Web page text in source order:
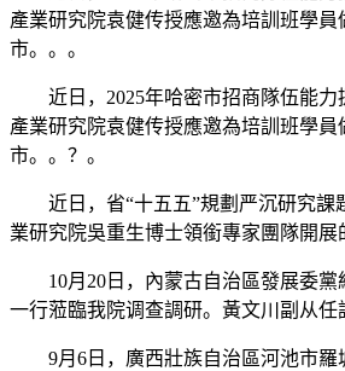
產業研究院袁健传授應邀為培訓班學員
市。。。
近日，2025年哈密市招商隊伍能力
產業研究院袁健传授應邀為培訓班學員
市。。？。
近日，省“十五五”規劃严沉研究課
業研究院吳重生博士領銜專家團隊開展
10月20日，內蒙古自治區發展委黨
一行蒞臨我院调查調研。黃文川副从任
9月6日，廣西壯族自治區河池市羅